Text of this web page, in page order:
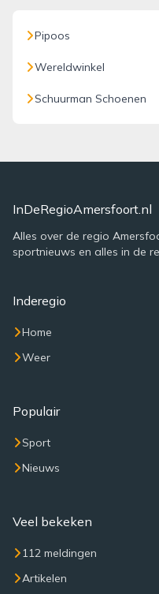
Pipoos
Wereldwinkel
Schuurman Schoenen
InDeRegioAmersfoort.nl
Alles over de regio
sportnieuws en alles in de
Inderegio
Home
Weer
Populair
Sport
Nieuws
Veel bekeken
112 meldingen
Artikelen